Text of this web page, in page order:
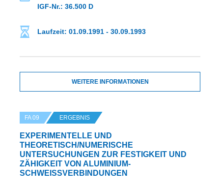
IGF-Nr.: 36.500 D
Laufzeit: 01.09.1991 - 30.09.1993
WEITERE INFORMATIONEN
FA 09 ERGEBNIS
EXPERIMENTELLE UND
THEORETISCH/NUMERISCHE
UNTERSUCHUNGEN ZUR FESTIGKEIT UND
ZÄHIGKEIT VON ALUMINIUM-
SCHWEISSVERBINDUNGEN